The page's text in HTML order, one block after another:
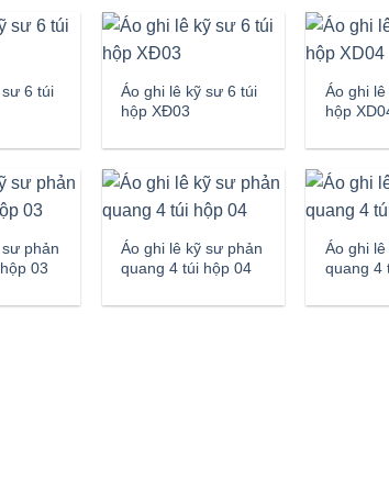
6 túi
Áo ghi lê kỹ sư 6 túi
hộp XĐ03
Áo ghi
hộp
phản
03
Áo ghi lê kỹ sư phản
quang 4 túi hộp 04
Áo ghi
quang 4